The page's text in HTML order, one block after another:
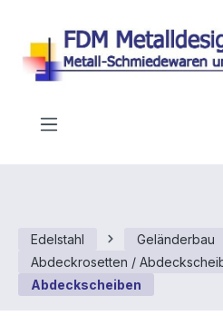
Edelstahl
Geländerbau
Abdeckrosetten /
Abdeckscheiben